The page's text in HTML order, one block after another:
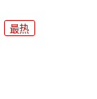
最热